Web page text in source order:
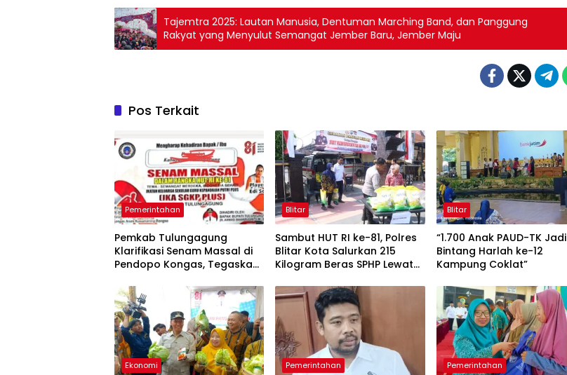
Tajemtra 2025: Lautan Manusia, Dentuman Marching Band, dan Panggung
Rakyat yang Menyulut Semangat Jember Baru, Jember Maju
Pos Terkait
Pemerintahan
Pemkab Tulungagung
Klarifikasi Senam Massal di
Pendopo Kongas, Tegaskan
Daerah
Blitar
Sambut HUT RI ke-81, Polres
Blitar Kota Salurkan 215
Kilogram Beras SPHP Lewat
Blitar
“1.700 Anak PAUD-TK Jadi
Bintang Harlah ke-12
Kampung Coklat”
Ekonomi Pemerintahan Pemerintahan